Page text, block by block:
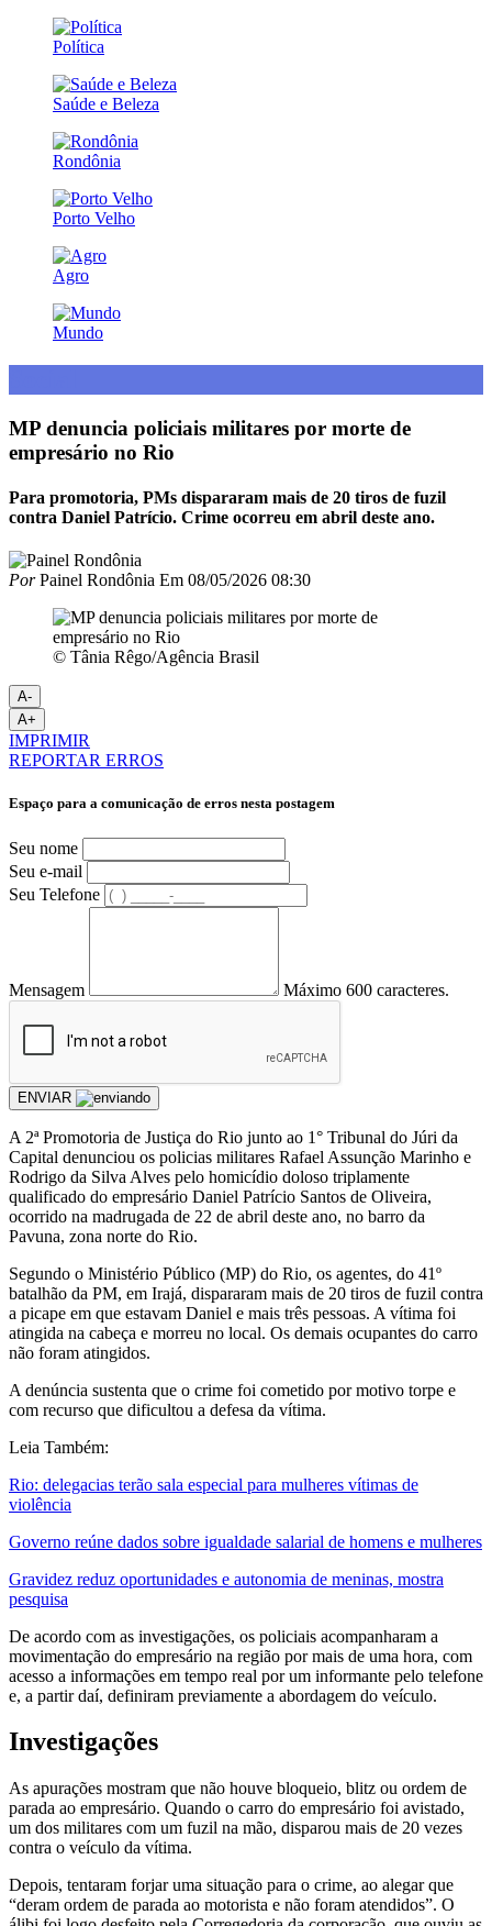
Política
Saúde e Beleza
Rondônia
Porto Velho
Agro
Mundo
MP denuncia policiais militares por morte de
empresário no Rio
Para promotoria, PMs dispararam mais de 20 tiros de fuzil
contra Daniel Patrício. Crime ocorreu em abril deste ano.
PorPainel Rondônia Em 08/05/2026 08:30
© Tânia Rêgo/Agência Brasil
A-
A+
IMPRIMIR
REPORTAR ERROS
Espaço para a comunicação de erros nesta postagem
Seu nome
Seu e-mail
Seu Telefone
Mensagem Máximo 600 caracteres.
ENVIAR
A 2ª Promotoria de Justiça do Rio junto ao 1° Tribunal do Júri da
Capital denunciou os policias militares Rafael Assunção Marinho e
Rodrigo da Silva Alves pelo homicídio doloso triplamente
qualificado do empresário Daniel Patrício Santos de Oliveira,
ocorrido na madrugada de 22 de abril deste ano, no barro da
Pavuna, zona norte do Rio.
Segundo o Ministério Público (MP) do Rio, os agentes, do 41º
batalhão da PM, em Irajá, dispararam mais de 20 tiros de fuzil contra
a picape em que estavam Daniel e mais três pessoas. A vítima foi
atingida na cabeça e morreu no local. Os demais ocupantes do carro
não foram atingidos.
A denúncia sustenta que o crime foi cometido por motivo torpe e
com recurso que dificultou a defesa da vítima.
Leia Também:
Rio: delegacias terão sala especial para mulheres vítimas de
violência
Governo reúne dados sobre igualdade salarial de homens e mulheres
Gravidez reduz oportunidades e autonomia de meninas, mostra
pesquisa
De acordo com as investigações, os policiais acompanharam a
movimentação do empresário na região por mais de uma hora, com
acesso a informações em tempo real por um informante pelo telefone
e, a partir daí, definiram previamente a abordagem do veículo.
Investigações
As apurações mostram que não houve bloqueio, blitz ou ordem de
parada ao empresário. Quando o carro do empresário foi avistado,
um dos militares com um fuzil na mão, disparou mais de 20 vezes
contra o veículo da vítima.
Depois, tentaram forjar uma situação para o crime, ao alegar que
“deram ordem de parada ao motorista e não foram atendidos”. O